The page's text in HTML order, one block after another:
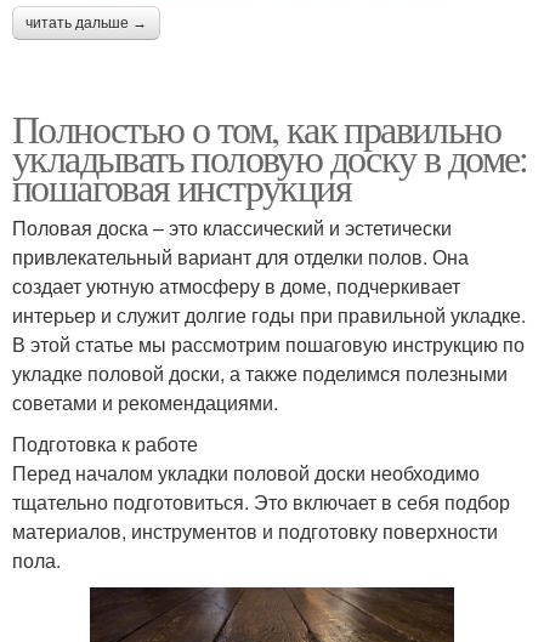
читать дальше →
Полностью о том, как правильно
укладывать половую доску в доме:
пошаговая инструкция
Половая доска – это классический и эстетически
привлекательный вариант для отделки полов. Она
создает уютную атмосферу в доме, подчеркивает
интерьер и служит долгие годы при правильной укладке.
В этой статье мы рассмотрим пошаговую инструкцию по
укладке половой доски, а также поделимся полезными
советами и рекомендациями.
Подготовка к работе
Перед началом укладки половой доски необходимо
тщательно подготовиться. Это включает в себя подбор
материалов, инструментов и подготовку поверхности
пола.